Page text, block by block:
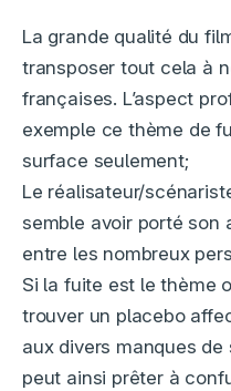
La grande qualité du
transposer tout cela à
françaises. L’aspect
exemple ce thème de
surface seulement;
Le réalisateur/
semble avoir porté son
entre les nombreux
Si la fuite est le thème
trouver un placebo
aux divers manques
peut ainsi prêter à